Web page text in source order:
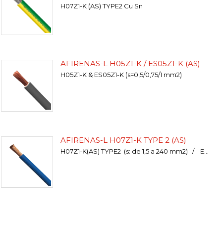
H07Z1-K (AS) TYPE2 Cu Sn
AFIRENAS-L H05Z1-K / ES05Z1-K (AS)
H05Z1-K & ES05Z1-K (s=0,5/0,75/1 mm2)
AFIRENAS-L H07Z1-K TYPE 2 (AS)
H07Z1-K(AS) TYPE2 (s: de 1,5 a 240 mm2) / ES05Z1-K(AS) (s: 0,5/0,75/1 y 1,5 mm2)